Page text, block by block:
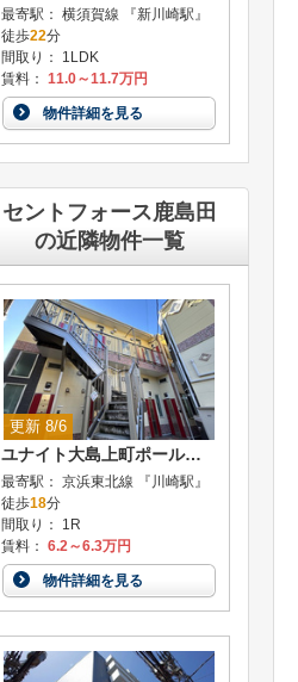
最寄駅： 横須賀線 『新川崎駅』
徒歩22分
間取り： 1LDK
賃料： 11.0～11.7万円
物件詳細を見る
セントフォース鹿島田
の近隣物件一覧
更新 8/6
ユナイト大島上町ポール・デュカス
最寄駅： 京浜東北線 『川崎駅』
徒歩18分
間取り： 1R
賃料： 6.2～6.3万円
物件詳細を見る